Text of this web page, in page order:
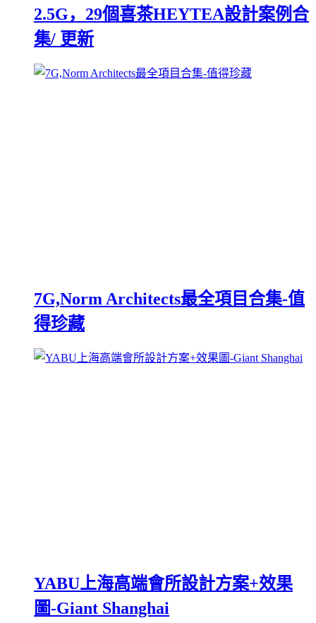
2.5G，29個喜茶HEYTEA設計案例合
集/ 更新
7G,Norm Architects最全項目合集-值
得珍藏
YABU上海高端會所設計方案+效果
圖-Giant Shanghai